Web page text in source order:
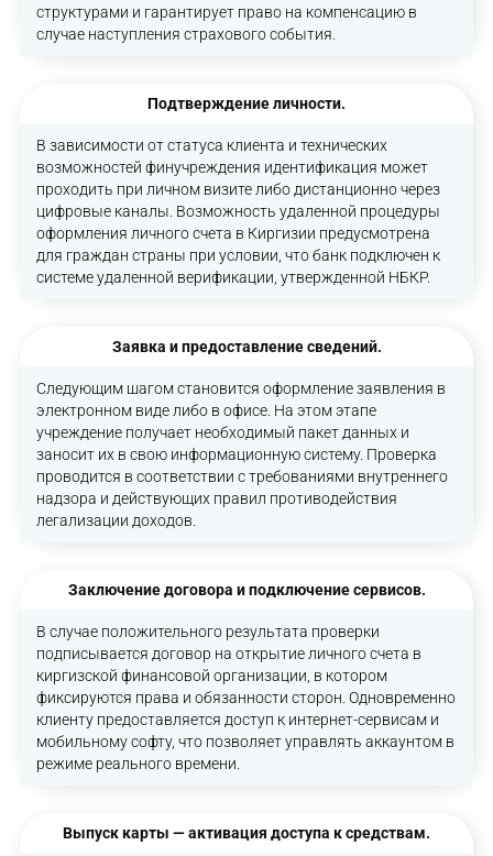
структурами и гарантирует право на компенсацию в
случае наступления страхового события.
Подтверждение личности.
В зависимости от статуса клиента и технических
возможностей финучреждения идентификация может
проходить при личном визите либо дистанционно через
цифровые каналы. Возможность удаленной процедуры
оформления личного счета в Киргизии предусмотрена
для граждан страны при условии, что банк подключен к
системе удаленной верификации, утвержденной НБКР.
Заявка и предоставление сведений.
Следующим шагом становится оформление заявления в
электронном виде либо в офисе. На этом этапе
учреждение получает необходимый пакет данных и
заносит их в свою информационную систему. Проверка
проводится в соответствии с требованиями внутреннего
надзора и действующих правил противодействия
легализации доходов.
Заключение договора и подключение сервисов.
В случае положительного результата проверки
подписывается договор на открытие личного счета в
киргизской финансовой организации, в котором
фиксируются права и обязанности сторон. Одновременно
клиенту предоставляется доступ к интернет-сервисам и
мобильному софту, что позволяет управлять аккаунтом в
режиме реального времени.
Выпуск карты — активация доступа к средствам.